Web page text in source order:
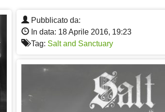
Pubblicato da:
In data: 18 Aprile 2016, 19:23
Tag: Salt and Sanctuary